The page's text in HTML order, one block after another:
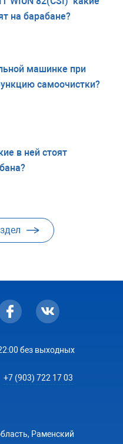
на барабане?
машинке при
самоочистки?
в ней стоят
без выходных
+7 (903) 722 17 03
Раменский